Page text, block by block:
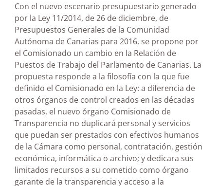
Con el nuevo escenario presupuestario generado
por la Ley 11/2014, de 26 de diciembre, de
Presupuestos Generales de la Comunidad
Autónoma de Canarias para 2016, se propone por
el Comisionado un cambio en la Relación de
Puestos de Trabajo del Parlamento de Canarias. La
propuesta responde a la filosofía con la que fue
definido el Comisionado en la Ley: a diferencia de
otros órganos de control creados en las décadas
pasadas, el nuevo órgano Comisionado de
Transparencia no duplicará personal y servicios
que puedan ser prestados con efectivos humanos
de la Cámara como personal, contratación, gestión
económica, informática o archivo; y dedicara sus
limitados recursos a su cometido como órgano
garante de la transparencia y acceso a la